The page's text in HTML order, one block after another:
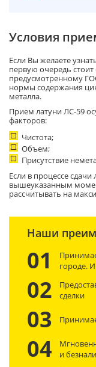
Условия
Если Вы желаете
первую очередь
предусмотренному
нормы содержания
металла.
Прием латуни ЛС-59
факторов:
Чистота;
Объем;
Присутствие
Если в процессе сдачи
вышеуказанным
рассчитывать на
Наши
01
городе.
02
сделки
03
04
и